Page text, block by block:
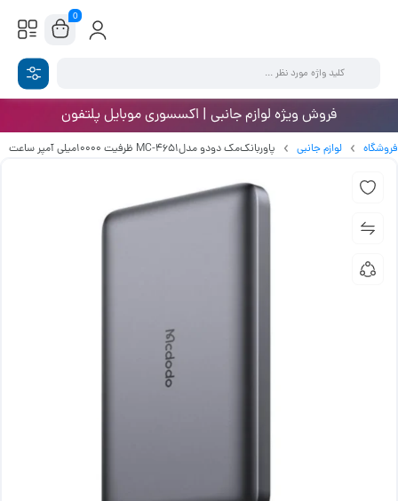
0
فروش ویژه لوازم جانبی | اکسسوری موبایل پلتفون
فروشگاه لوازم جانبی پاوربانک‌مک دودو مدلMC-4651 ظرفیت ۱۰۰۰۰میلی آمپر ساعت